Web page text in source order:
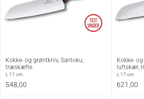
Kokke- og grøntkniv, Santoku,
træskæfte
L 17 cm
548,00
Kokke-
luftskær,
L 17 cm
621,00